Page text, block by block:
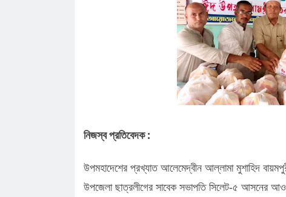
চাইলেন সবার সহযোগিতা
লোভাছড়ার জব্দকৃত পাথর পা'চা'র'কালে
গ্রে'ফ'তার ২
রাত পোহালেই কানাইঘাটে এনসিপির পদযাত্রা,
কেন্দ্রীয় নেতারা
ধনমাইরমাটি সরকারি প্রাথমিক বিদ্যালয়ের
সভাপতি ফের হাফিজ আহমদ সুজন
কানাইঘাটে ইসলামী ব্যাংকের রেমিট্যান্স গ্রাহক
বৈধপথে অর্থ পাঠানোর আহ্বান
তিন মাসে কানাইঘাটের ১৬ জনের অস্বাভাবিক
নিজস্ব প্রতিবেদক :
উপমহাদেশের প্রখ্যাত আলেমেদ্বীন আল্লামা মুশাহিদ
উপজেলা ছাত্রলীগের সাবেক সভাপতি সিলেট-৫ আসনের